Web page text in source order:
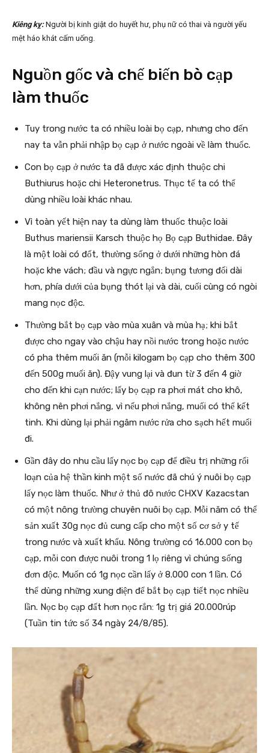
Kiêng kỵ:Người bị kinh giật do huyết hư, phụ nữ có thai và người yếu
mệt háo khát cấm uống.
Nguồn gốc và chế biến bò cạp
làm thuốc
Tuy trong nước ta có nhiều loài bọ cạp, nhưng cho đến
nay ta vẫn phải nhập bọ cạp ở nước ngoài về làm thuốc.
Con bọ cạp ở nước ta đã được xác định thuộc chi
Buthiurus hoặc chi Heteronetrus. Thục tế ta có thể
dùng nhiều loài khác nhau.
Vì toàn yết hiện nay ta dùng làm thuốc thuộc loài
Buthus mariensii Karsch thuộc họ Bọ cạp Buthidae. Đây
là một loài có đốt, thường sống ở dưới những hòn đá
hoặc khe vách; đầu và ngực ngắn; bụng tương đối dài
hơn, phía dưới của bụng thót lại và dài, cuối cùng có ngòi
mang nọc độc.
Thường bắt bọ cạp vào mùa xuân và mùa hạ; khi bắt
được cho ngay vào chậu hay nồi nước trong hoặc nước
có pha thêm muối ăn (mỗi kilogam bọ cạp cho thêm 300
đến 500g muối ăn). Đậy vung lại và đun từ 3 đến 4 giờ
cho đến khi cạn nước; lấy bọ cạp ra phơi mát cho khô,
không nên phơi nắng, vì nếu phơi nắng, muối có thể kết
tinh. Khi dùng lại phải ngâm nước rửa cho sạch hết muối
đi.
Gần đây do nhu cầu lấy nọc bọ cạp để điều trị những rối
loạn của hệ thần kinh một số nước đã chú ý nuôi bọ cạp
lấy nọc làm thuốc. Như ở thủ đô nước CHXV Kazacstan
có một nông trường chuyên nuôi bọ cạp. Mỗi năm có thể
sản xuất 30g nọc đủ cung cấp cho một số cơ sở y tế
trong nước và xuất khẩu. Nông trường có 16.000 con bọ
cạp, mỗi con được nuôi trong 1 lọ riêng vì chúng sống
đơn độc. Muốn có 1g nọc cần lấy ở 8.000 con 1 lần. Có
thể dùng những xung điện để bắt bọ cạp tiết nọc nhiều
lần. Nọc bọ cạp đất hơn nọc rắn: 1g trị giá 20.000rúp
(Tuần tin tức số 34 ngày 24/8/85).